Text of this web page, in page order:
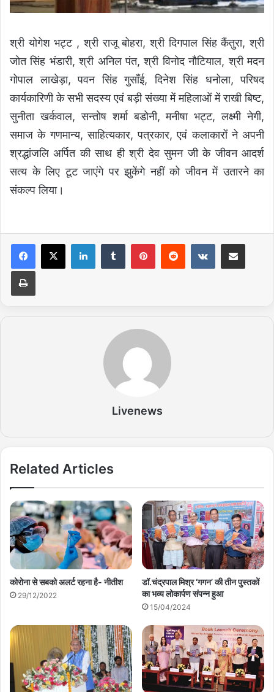
श्री योगेश भट्ट , श्री राजू बोहरा, श्री दिगपाल सिंह कैंतुरा, श्री
जोत सिंह भंडारी, श्री अनिल पंत, श्री विनोद नौटियाल, श्री मदन
गोपाल लाखेड़ा, पवन सिंह गुसाँई, दिनेश सिंह धनोला, परिषद
कार्यकारिणी के सभी सदस्य एवं बड़ी संख्या में महिलाओं में राखी बिष्ट,
सुनीता खर्कवाल, सन्तोष शर्मा बडोनी, मनीषा भट्ट, लक्ष्मी नेगी,
समाज के गणमान्य, साहित्यकार, पत्रकार, एवं कलाकारों ने अपनी
श्रद्धांजलि अर्पित की साथ ही श्री देव सुमन जी के जीवन आदर्श
सत्य के लिए टूट जाएंगे पर झुकेंगे नहीं को जीवन में उतारने का
संकल्प लिया।
Livenews
Related Articles
कोरोना से सबको अलर्ट रहना है- नीतीश
29/12/2022
डॉ.चंद्रपाल मिश्र ‘गगन’ की तीन पुस्तकों
का भव्य लोकार्पण संपन्न हुआ
15/04/2024